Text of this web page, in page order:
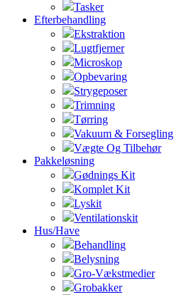
Tasker
Efterbehandling
Ekstraktion
Lugtfjerner
Microskop
Opbevaring
Strygeposer
Trimning
Tørring
Vakuum & Forsegling
Vægte Og Tilbehør
Pakkeløsning
Gødnings Kit
Komplet Kit
Lyskit
Ventilationskit
Hus/Have
Behandling
Belysning
Gro-Vækstmedier
Grobakker